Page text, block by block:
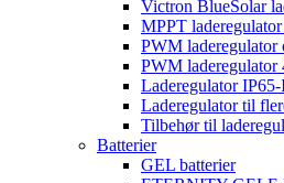
Victron BlueSolar
MPPT
PWM laderegulator
PWM laderegulator
Laderegulator
Laderegulator til
Tilbehør til
Batterier
GEL batterier